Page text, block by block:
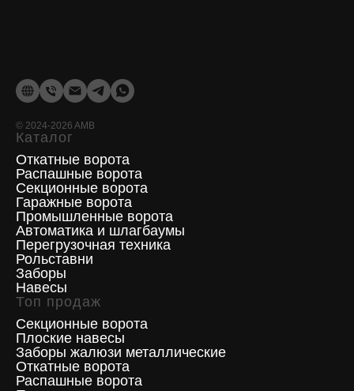
© 2024-2026 AMB
Каталог
Откатные ворота
Распашные ворота
Секционные ворота
Гаражные ворота
Промышленные ворота
Автоматика и шлагбаумы
Перегрузочная техника
Рольставни
Заборы
Навесы
Топ продаж
Секционные ворота
Плоские навесы
Заборы жалюзи металлические
Откатные ворота
Распашные ворота